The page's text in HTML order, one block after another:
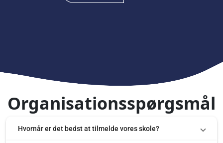
Organisationsspørgsmål
Hvornår er det bedst at tilmelde vores skole?